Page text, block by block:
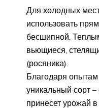
Для холодных
использовать
бесшипной.
вьющиеся,
(росяника).
Благодаря
уникальный сорт
принесет урожай